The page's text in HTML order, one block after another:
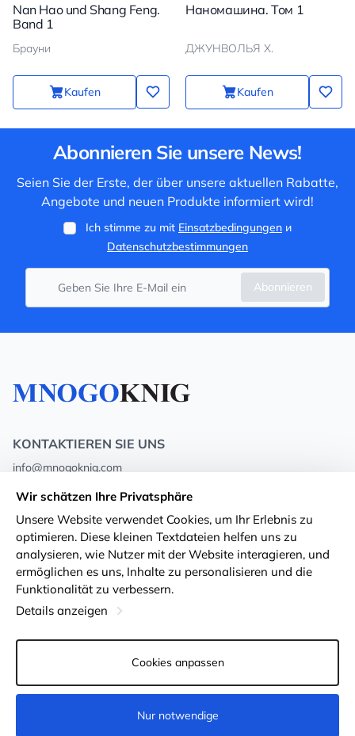
Nan Hao und Shang Feng.
Band 1
Брауни
Kaufen
Наномашина. Том 1
ДЖУНВОЛЬЯ Х.
Kaufen
Abonnieren Sie unsere News!
Seien Sie der Erste, der über unsere aktuellen Rabatte,
Angebote und neuen Produkte informiert wird!
Ich stimme zu mit Einsatzbedingungen и
Datenschutzbestimmungen
Abonnieren
KONTAKTIEREN SIE UNS
info@mnogoknig.com
Rīga, Augusta Deglava 69d, LV-1082
Über uns
Geschäfte
Lieferung und Zahlung
Treuekarten
Für Großhandelskunden
Privacy Policy
Geschäftsbedingungen
Rückgabe von Waren
Cookie-Einstellungen
Wir schätzen Ihre Privatsphäre
Unsere Website verwendet Cookies, um Ihr Erlebnis zu
optimieren. Diese kleinen Textdateien helfen uns zu
analysieren, wie Nutzer mit der Website interagieren, und
ermöglichen es uns, Inhalte zu personalisieren und die
Funktionalität zu verbessern.
Details anzeigen
Cookies anpassen
Nur notwendige